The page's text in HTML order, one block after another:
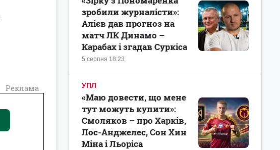
Реклама
5 серпня 18:23
зробили журналісти»:
Алієв дав прогноз на
матч ЛК Динамо –
Карабах і згадав Суркіса
УПЛ
«Маю довести, що мене
тут можуть купити»:
Смоляков – про Харків,
Лос-Анджелес, Сон Хин
Міна і Льоріса